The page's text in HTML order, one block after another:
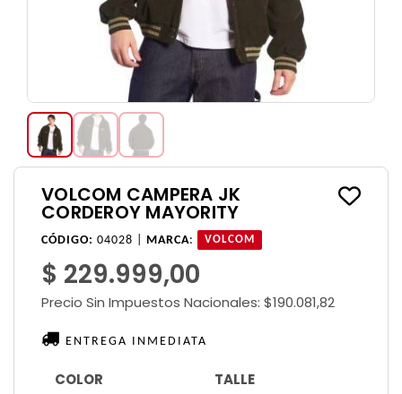
VOLCOM CAMPERA JK
CORDEROY MAYORITY
CÓDIGO: 04028 | MARCA: VOLCOM
$ 229.999,00
Precio Sin Impuestos Nacionales: $190.081,82
ENTREGA INMEDIATA
COLOR TALLE